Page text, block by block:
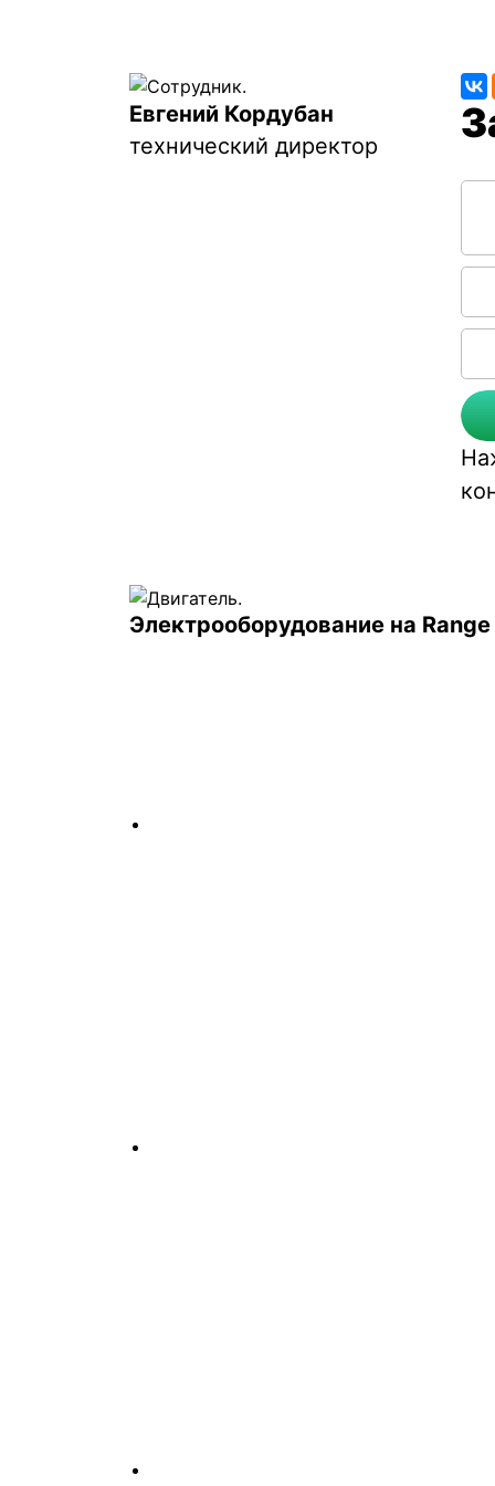
Евгений Кордубан
технический директор
Электрооборудование на